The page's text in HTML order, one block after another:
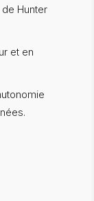
Hunter
et en